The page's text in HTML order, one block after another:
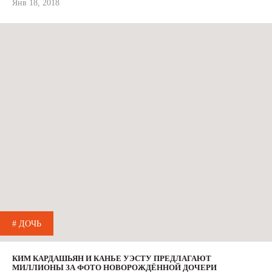
Янв 18, 2018
# ДОЧЬ
КИМ КАРДАШЬЯН И КАНЬЕ УЭСТУ ПРЕДЛАГАЮТ
МИЛЛИОНЫ ЗА ФОТО НОВОРОЖДЁННОЙ ДОЧЕРИ